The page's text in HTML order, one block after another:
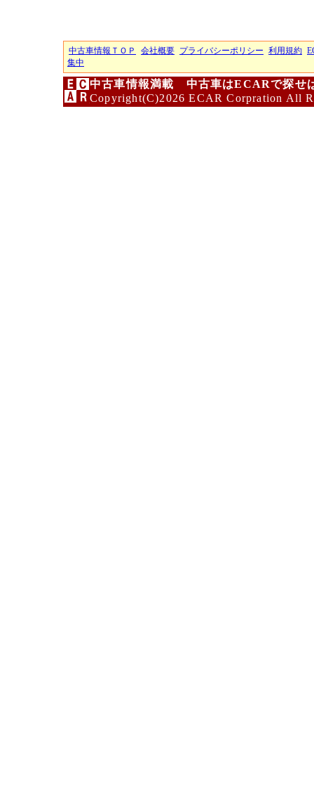
中古車情報ＴＯＰ 会社概要 プライバシーポリシー 利用規約
集中
中古車情報満載 中古車はECARで探せ
Copyright(C)2026 ECAR Corpration All